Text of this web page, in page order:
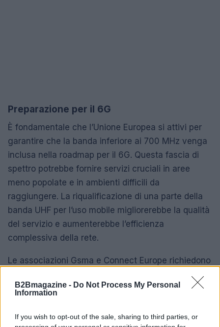
B2Bmagazine - Do Not Process My Personal
Information
If you wish to opt-out of the sale, sharing to third parties, or
Preparazione per il 6G
È fondamentale che l’Unione Europea si attivi per
garantire che la banda inferiore ai 700 MHz venga
inclusa nella roadmap per il 6G. Questa fascia di
spettro potrebbe fornire servizi cruciali in aree
meno popolate e in ambienti difficili da
raggiungere. La riqualificazione di una parte della
banda UHF per l’uso mobile migliorerebbe la qualità
del servizio e aumenterebbe l’efficienza
complessiva della rete.
Le associazioni Gsma e Connect Europe richiedono
garantire che il settore delle telecomunicazioni in
successo. La concertazione di sforzi e la